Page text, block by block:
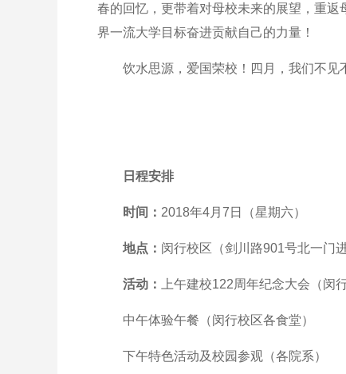
春的回忆，更带着对母校未来的展望，重返
界一流大学目标奋进贡献自己的力量！
饮水思源，爱国荣校！四月，我们不见
日程安排
时间： 2018年4月7日（星期六）
地点： 闵行校区（剑川路901号北一门进
活动： 上午建校122周年纪念大会（闵
中午体验午餐（闵行校区各食堂）
下午特色活动及校园参观（各院系）